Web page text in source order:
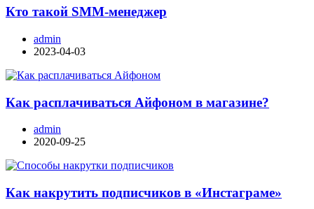
Кто такой SMM-менеджер
admin
2023-04-03
Как расплачиваться Айфоном в магазине?
admin
2020-09-25
Как накрутить подписчиков в «Инстаграме»